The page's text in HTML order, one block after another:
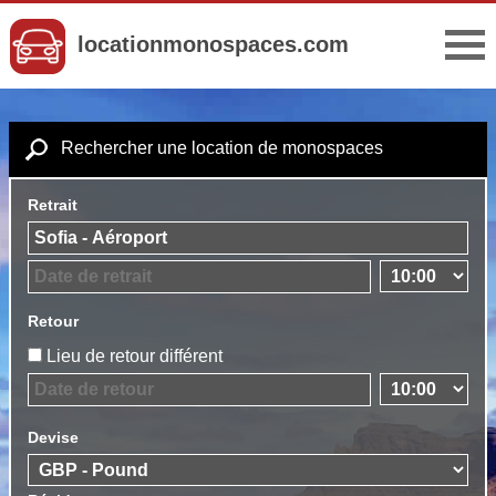
locationmonospaces.com
Rechercher une location de monospaces
Retrait
Retour
Lieu de retour différent
Devise